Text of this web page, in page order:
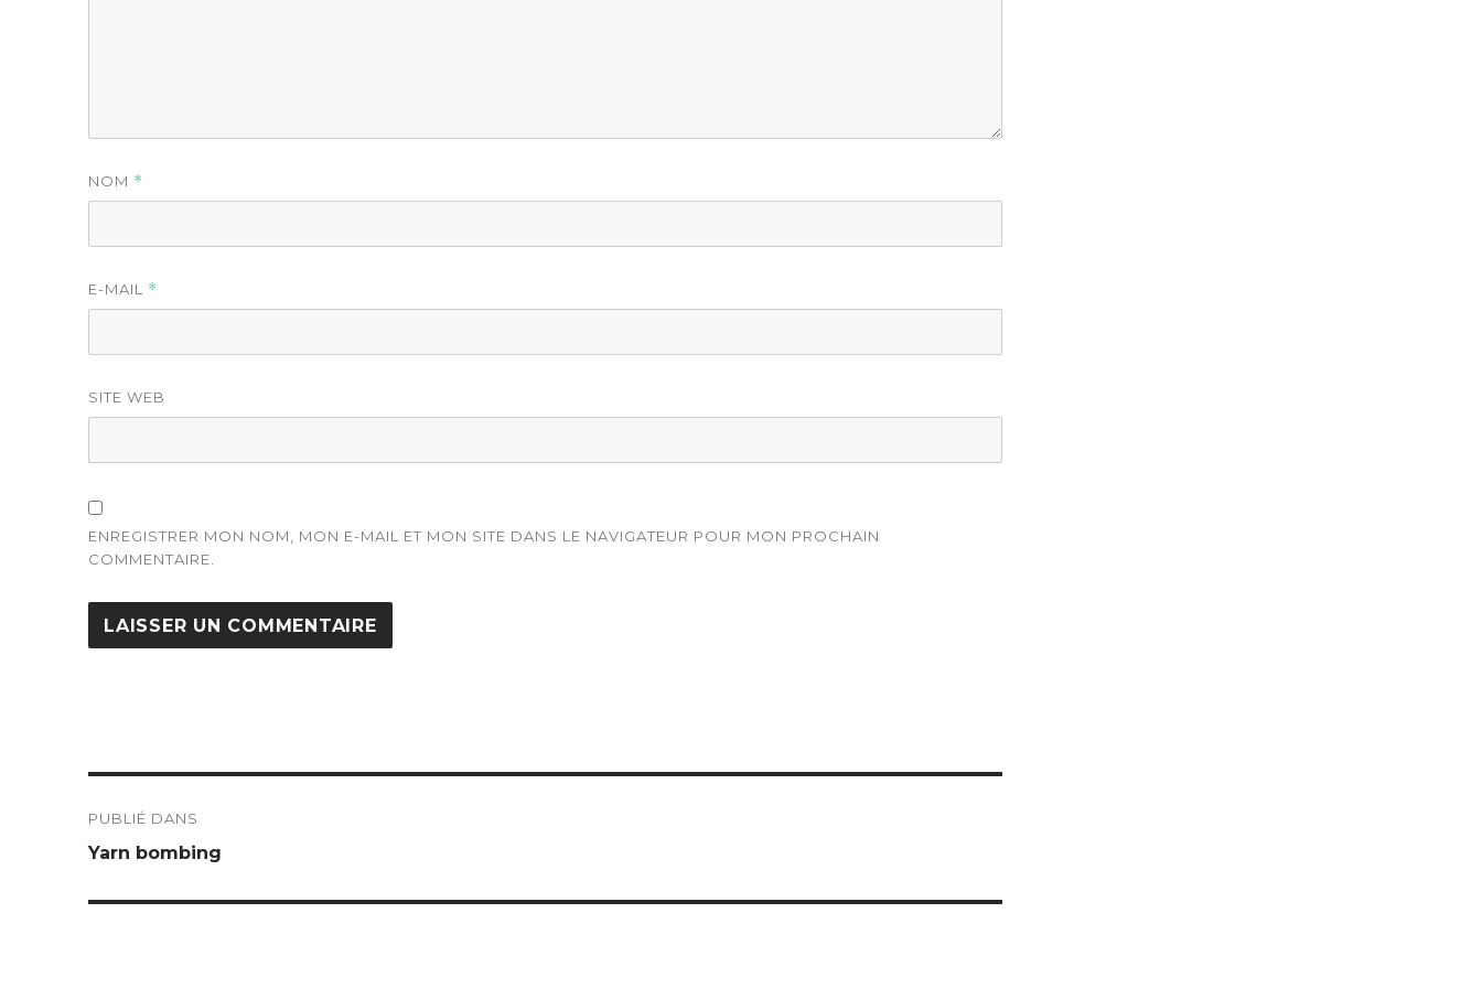
NOM *
E-MAIL *
SITE WEB
ENREGISTRER MON NOM, MON E-MAIL ET MON SITE DANS LE NAVIGATEUR POUR MON PROCHAIN
COMMENTAIRE.
de
PUBLIÉ DANS
Yarn bombing